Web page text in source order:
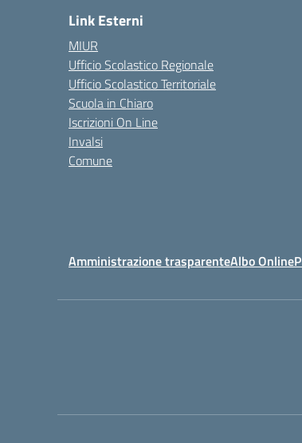
Link Esterni
MIUR
Ufficio Scolastico Regionale
Ufficio Scolastico Territoriale
Scuola in Chiaro
Iscrizioni On Line
Invalsi
Comune
Amministrazione trasparenteAlbo Online